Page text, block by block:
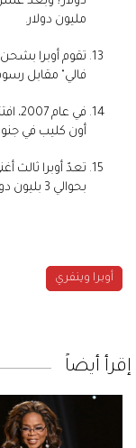
مليون دولار.
تقوم أوبرا
فالي" مقابل
في
أون كليب في جنوب
تعدّ أوبرا ثالث
بحوالي 3 بليون دولار.
أوبرا وينفري
إقرأ أيضاً